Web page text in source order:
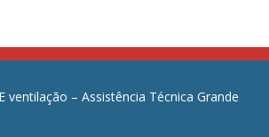
ventilação – Assistência Técnica Grande